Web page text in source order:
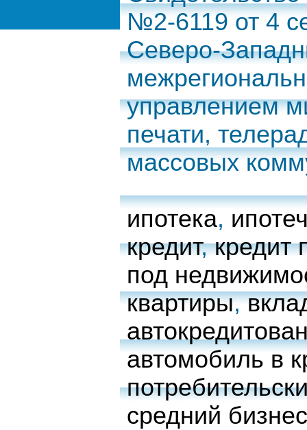
№2-6119 от 4
Северо-
управлением
печати,
массовых
ипотека,
кредит,кредит
под
квартиры,
автомобиль в
средний бизнес